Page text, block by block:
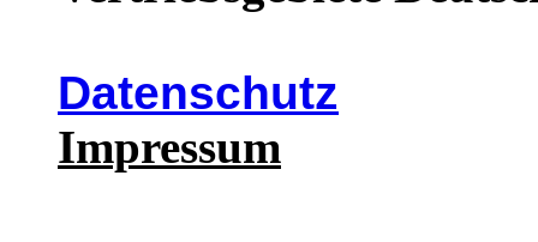
Datenschutz
Impressum